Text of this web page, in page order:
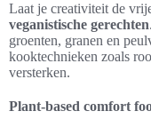
Laat je creativiteit de
veganistische gerechten
groenten, granen en
kooktechnieken zoals
versterken.
Plant-based comfort